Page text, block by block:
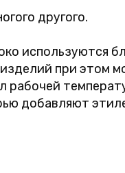
другого.
используются
при этом
рабочей
добавляют